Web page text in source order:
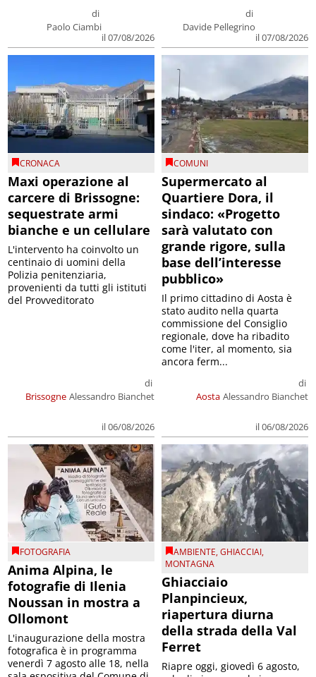
di
Paolo Ciambi
il 07/08/2026
di
Davide Pellegrino
il 07/08/2026
CRONACA
Maxi operazione al
carcere di Brissogne:
sequestrate armi
bianche e un cellulare
Brissogne
di
Alessandro Bianchet
il 06/08/2026
L'intervento ha coinvolto un
centinaio di uomini della
Polizia penitenziaria,
provenienti da tutti gli istituti
del Provveditorato
COMUNI
Supermercato al
Quartiere Dora, il
sindaco: «Progetto
sarà valutato con
grande rigore, sulla
base dell’interesse
pubblico»
Aosta
di
Alessandro Bianchet
il 06/08/2026
Il primo cittadino di Aosta è
stato audito nella quarta
commissione del Consiglio
regionale, dove ha ribadito
come l'iter, al momento, sia
ancora ferm...
FOTOGRAFIA
Anima Alpina, le
fotografie di Ilenia
Noussan in mostra a
Ollomont
L'inaugurazione della mostra
fotografica è in programma
venerdì 7 agosto alle 18, nella
AMBIENTE,GHIACCIAI,
MONTAGNA
Ghiacciaio
Planpincieux,
riapertura diurna
della strada della Val
Ferret
Riapre oggi, giovedì 6 agosto,